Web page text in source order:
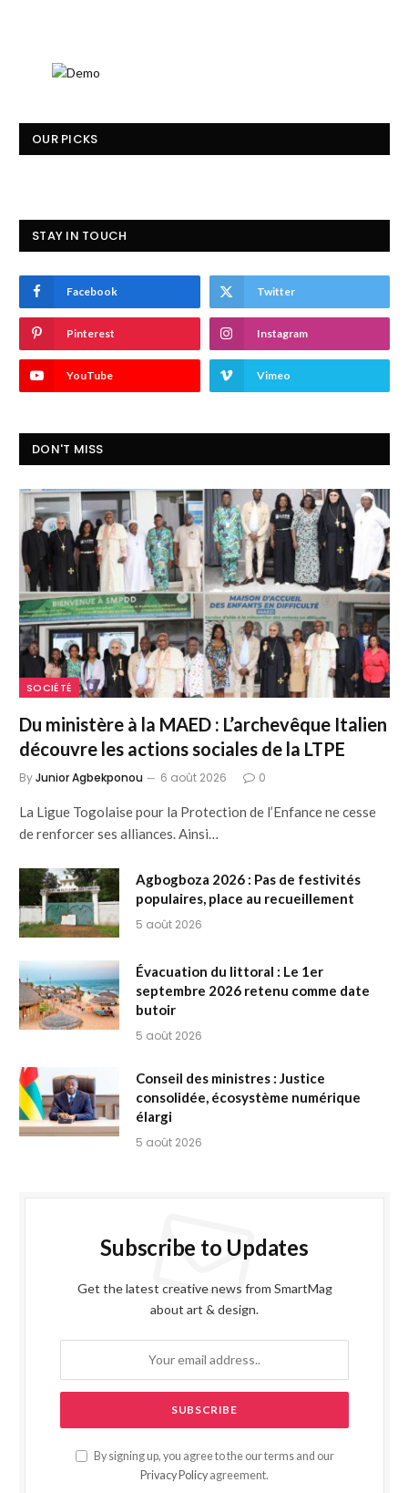
OUR PICKS
STAY IN TOUCH
Facebook Twitter
Pinterest Instagram
YouTube Vimeo
DON'T MISS
SOCIÉTÉ
Du ministère à la MAED : L’archevêque Italien
découvre les actions sociales de la LTPE
ByJunior Agbekponou 6 août 2026 0
La Ligue Togolaise pour la Protection de l’Enfance ne cesse
de renforcer ses alliances. Ainsi…
Agbogboza 2026 : Pas de festivités
populaires, place au recueillement
5 août 2026
Évacuation du littoral : Le 1er
septembre 2026 retenu comme date
butoir
5 août 2026
Conseil des ministres : Justice
consolidée, écosystème numérique
élargi
5 août 2026
Subscribe to Updates
Get the latest creative news from SmartMag
about art & design.
By signing up, you agree to the our terms and our
Privacy Policy agreement.